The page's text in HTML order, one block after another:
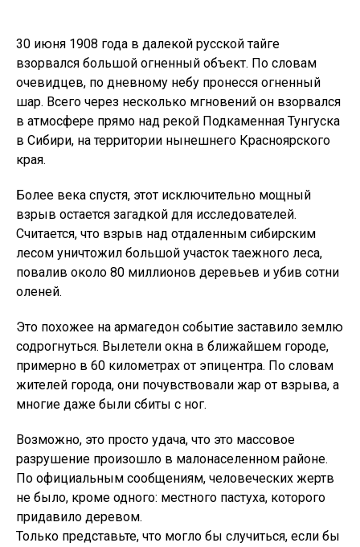
30 июня 1908 года в далекой русской тайге
взорвался большой огненный объект. По словам
очевидцев, по дневному небу пронесся огненный
шар. Всего через несколько мгновений он взорвался
в атмосфере прямо над рекой Подкаменная Тунгуска
в Сибири, на территории нынешнего Красноярского
края.
Более века спустя, этот исключительно мощный
взрыв остается загадкой для исследователей.
Считается, что взрыв над отдаленным сибирским
лесом уничтожил большой участок таежного леса,
повалив около 80 миллионов деревьев и убив сотни
оленей.
Это похожее на армагедон событие заставило землю
содрогнуться. Вылетели окна в ближайшем городе,
примерно в 60 километрах от эпицентра. По словам
жителей города, они почувствовали жар от взрыва, а
многие даже были сбиты с ног.
Возможно, это просто удача, что это массовое
разрушение произошло в малонаселенном районе.
По официальным сообщениям, человеческих жертв
не было, кроме одного: местного пастуха, которого
придавило деревом.
Только представьте, что могло бы случиться, если бы